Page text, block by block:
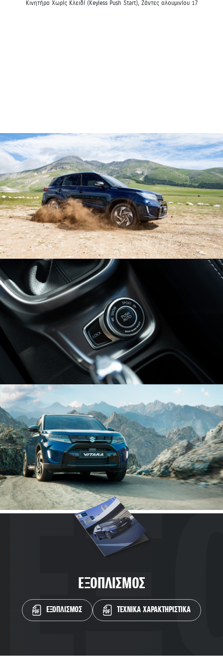
Κινητήρα Χωρίς Κλειδί (Keyless Push Start), Ζάντες αλουμινίου 17
ΕΞΟΠΛΙΣΜΟΣ
ΕΞΟΠΛΙΣΜΟΣ ΤΕΧΝΙΚΑ ΧΑΡΑΚΤΗΡΙΣΤΙΚΑ